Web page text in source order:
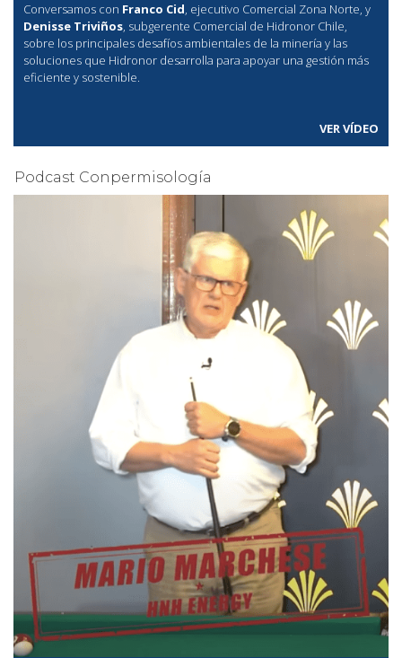
Conversamos con Franco Cid, ejecutivo Comercial Zona Norte, y
Denisse Triviños, subgerente Comercial de Hidronor Chile,
sobre los principales desafíos ambientales de la minería y las
soluciones que Hidronor desarrolla para apoyar una gestión más
eficiente y sostenible.
VER VÍDEO
Podcast Conpermisología